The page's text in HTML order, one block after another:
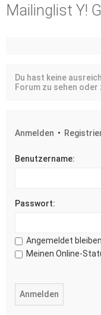
Mailinglist Y!
Du hast keine
Forum zu sehen oder
Anmelden •
Benutzername:
Passwort:
Angemeldet bleiben
Meinen Online-